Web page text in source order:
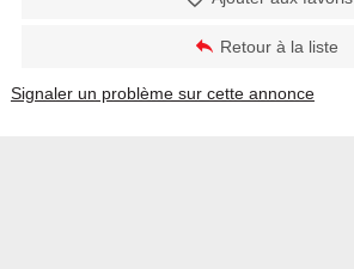
Retour à la liste
Signaler un problème sur cette annonce